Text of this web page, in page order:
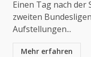
Einen Tag nach der
zweiten
Aufstellungen...
Mehr erfahren